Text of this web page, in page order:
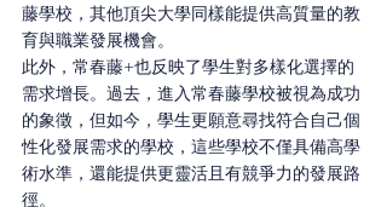
藤學校，其他頂尖大學同樣能提供高質量的教
育與職業發展機會。
此外，常春藤+也反映了學生對多樣化選擇的
需求增長。過去，進入常春藤學校被視為成功
的象徵，但如今，學生更願意尋找符合自己個
性化發展需求的學校，這些學校不僅具備高學
術水準，還能提供更靈活且有競爭力的發展路
徑。